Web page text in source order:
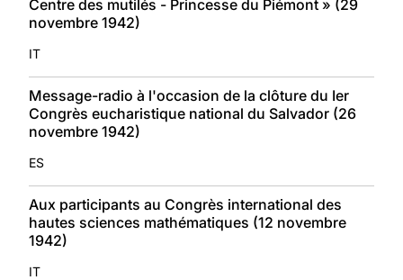
Centre des mutilés - Princesse du Piémont » (29
novembre 1942)
IT
Message-radio à l'occasion de la clôture du Ier
Congrès eucharistique national du Salvador (26
novembre 1942)
ES
Aux participants au Congrès international des
hautes sciences mathématiques (12 novembre
1942)
IT